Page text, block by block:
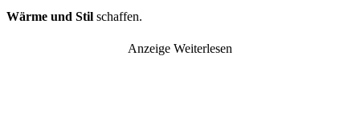
Wärme und Stil schaffen.
Anzeige Weiterlesen